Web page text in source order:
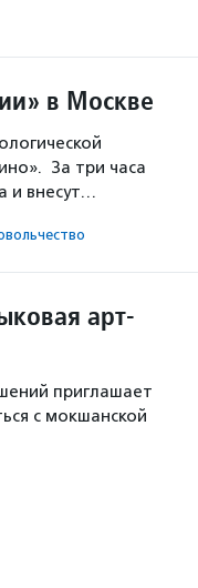
в Москве
За три часа
и внесут…
арт-
приглашает
с мокшанской